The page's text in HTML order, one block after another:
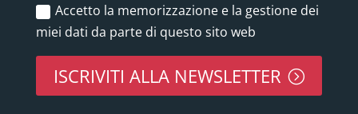
Accetto la memorizzazione e la gestione dei
miei dati da parte di questo sito web
ISCRIVITI ALLA NEWSLETTER